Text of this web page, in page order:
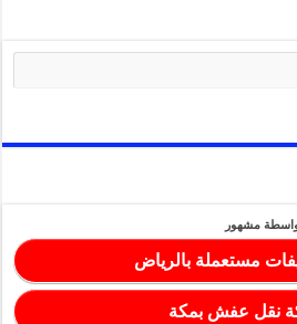
مستعملة بالرياض
نقل عفش بمكة
مشهور